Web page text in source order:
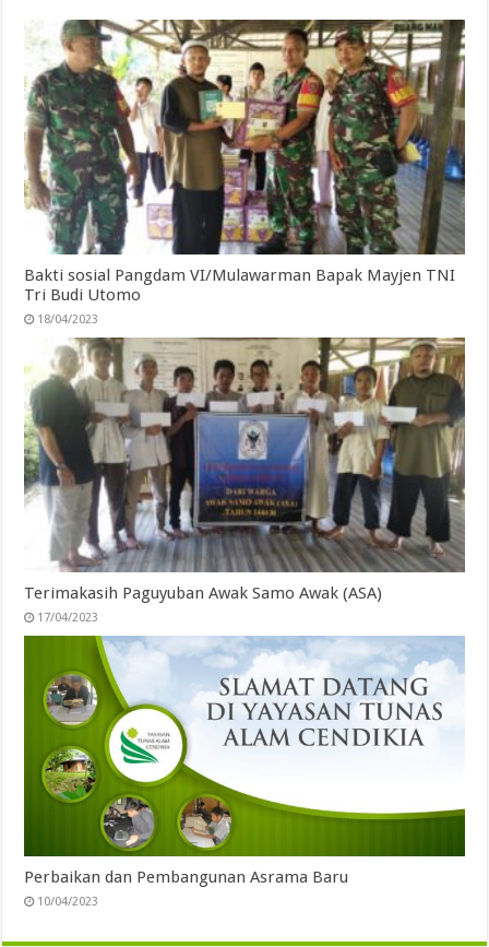
Bakti sosial Pangdam VI/Mulawarman Bapak Mayjen TNI
Tri Budi Utomo
18/04/2023
Terimakasih Paguyuban Awak Samo Awak (ASA)
17/04/2023
Perbaikan dan Pembangunan Asrama Baru
10/04/2023